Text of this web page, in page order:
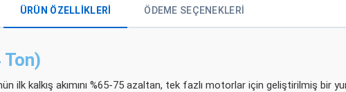
ÜRÜN ÖZELLIKLERI ÖDEME SEÇENEKLERI
ilk kalkış akımını %65-75 azaltan, tek fazlı motorlar için geliştirilmiş bir